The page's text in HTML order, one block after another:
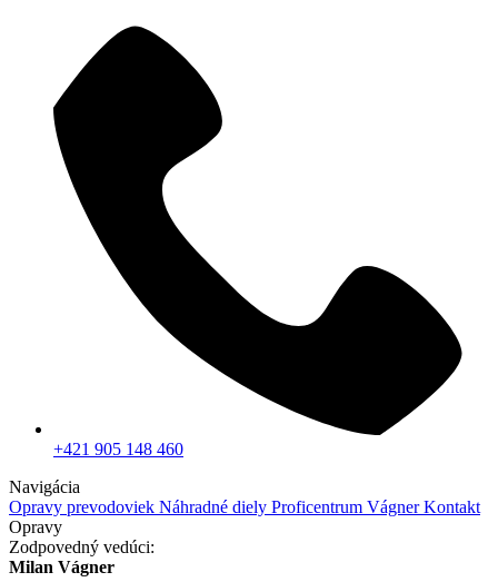
+421 905 148 460
Navigácia
Opravy prevodoviek Náhradné diely Proficentrum VágnerKontakt
Opravy
Zodpovedný vedúci:
Milan Vágner